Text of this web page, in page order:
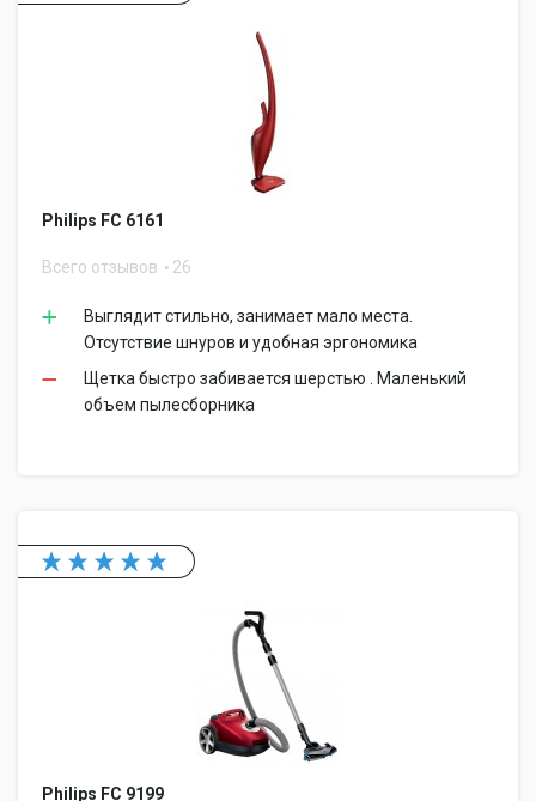
Philips FC 6161
Всего отзывов 26
Выглядит стильно, занимает мало места.
Отсутствие шнуров и удобная эргономика
Щетка быстро забивается шерстью . Маленький
объем пылесборника
Philips FC 9199